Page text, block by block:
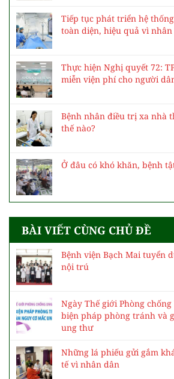
Tiếp tục phát triển hệ
toàn diện, hiệu quả vì nhân
Thực hiện Nghị quyết 72:
miễn viện phí cho người
Bệnh nhân điều trị xa nhà
thế nào?
Ở đâu có khó khăn, bệnh
BÀI VIẾT CÙNG CHỦ ĐỀ
Bệnh viện Bạch Mai tuyển
nội trú
Ngày Thế giới Phòng
biện pháp phòng tránh và
ung thư
Những lá phiếu gửi gắm
tế vì nhân dân